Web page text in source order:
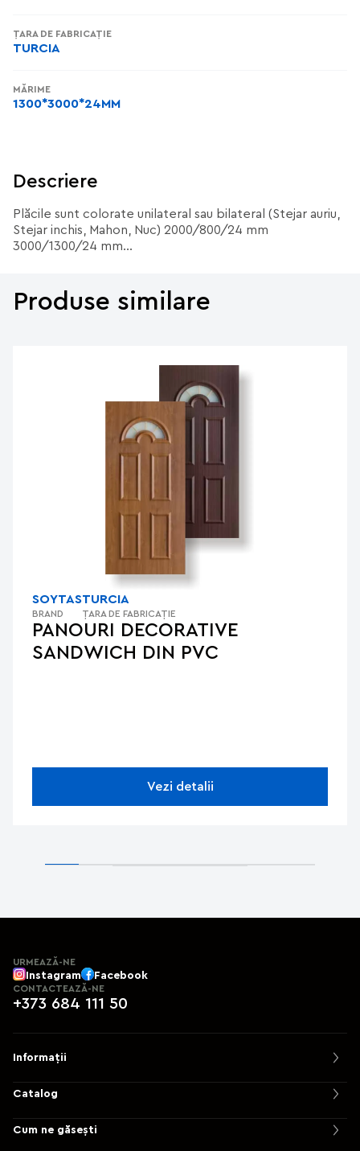
ȚARA DE FABRICAȚIE
TURCIA
MĂRIME
1300*3000*24MM
Descriere
Plăcile sunt colorate unilateral sau bilateral (Stejar auriu,
Stejar inchis, Mahon, Nuc) 2000/800/24 mm
3000/1300/24 mm...
Produse similare
PANOURI DECORATIVE
SANDWICH DIN PVC
SOYTAS
BRAND
TURCIA
ȚARA DE FABRICAȚIE
Vezi detalii
URMEAZĂ-NE
Instagram Facebook
CONTACTEAZĂ-NE
+373 684 111 50
Informații
Catalog
Cum ne găsești